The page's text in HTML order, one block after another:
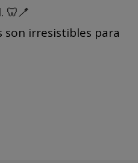
🦷🪥
son irresistibles para